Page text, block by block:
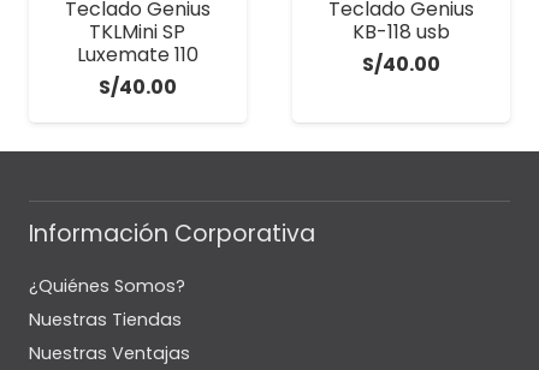
Teclado Genius
TKLMini SP
Luxemate 110
S/40.00
Teclado Genius
KB-118 usb
S/40.00
Información Corporativa
¿Quiénes Somos?
Nuestras Tiendas
Nuestras Ventajas